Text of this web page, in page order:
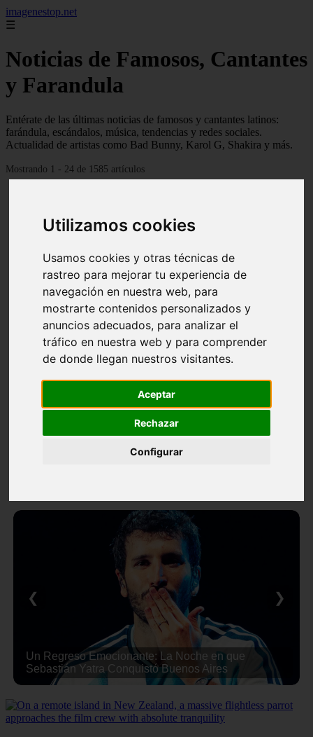
Utilizamos cookies
Usamos cookies y otras técnicas de
rastreo para mejorar tu experiencia de
navegación en nuestra web, para
mostrarte contenidos personalizados y
anuncios adecuados, para analizar el
tráfico en nuestra web y para comprender
de donde llegan nuestros visitantes.
Aceptar
Rechazar
Configurar
imagenestop.net
☰
Noticias de Famosos, Cantantes
y Farandula
Entérate de las últimas noticias de famosos y cantantes latinos:
farándula, escándalos, música, tendencias y redes sociales.
Actualidad de artistas como Bad Bunny, Karol G, Shakira y más.
Mostrando 1 - 24 de 1585 artículos
Un Regreso Emocionante: La Noche en que
Sebastián Yatra Conquistó Buenos Aires
❮ ❯